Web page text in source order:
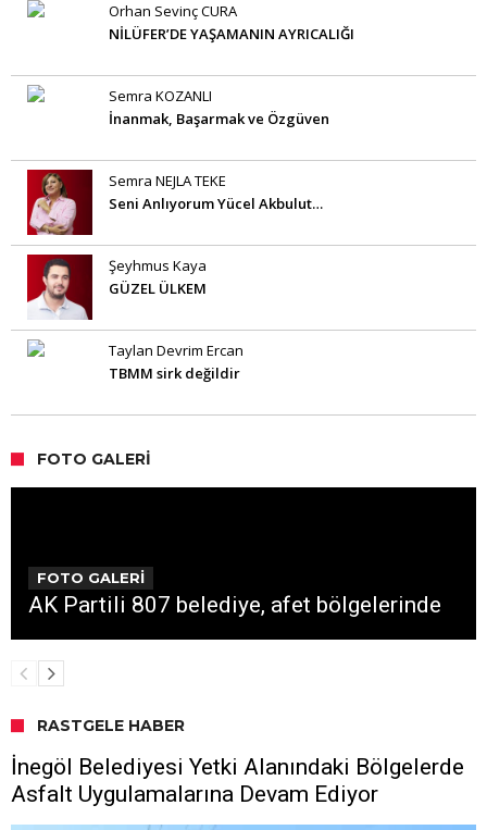
Orhan Sevinç CURA
NİLÜFER’DE YAŞAMANIN AYRICALIĞI
Semra KOZANLI
İnanmak, Başarmak ve Özgüven
Semra NEJLA TEKE
Seni Anlıyorum Yücel Akbulut…
Şeyhmus Kaya
GÜZEL ÜLKEM
Taylan Devrim Ercan
TBMM sirk değildir
FOTO GALERI
FOTO GALERİ
AK Partili 807 belediye, afet bölgelerinde
RASTGELE HABER
İnegöl Belediyesi Yetki Alanındaki Bölgelerde
Asfalt Uygulamalarına Devam Ediyor